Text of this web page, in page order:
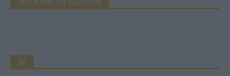
CHECK UNS AUF FACEBOOK
AD